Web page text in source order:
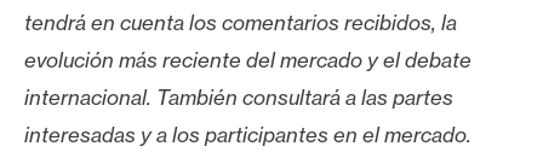
tendrá en cuenta los comentarios recibidos, la
evolución más reciente del mercado y el debate
internacional. También consultaráa las partes
interesadas y a los participantes en el mercado.